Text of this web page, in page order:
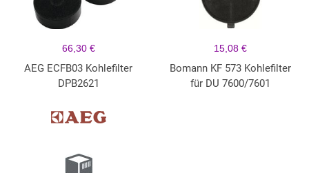
66,30 €
AEG ECFB03 Kohlefilter
DPB2621
15,08 €
Bomann KF 573 Kohlefilter
für DU 7600/7601